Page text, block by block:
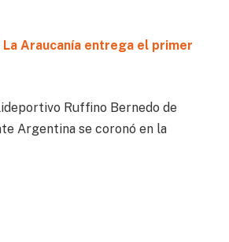
Araucanía entrega el primer
Ruffino Bernedo de
Argentina se coronó en la